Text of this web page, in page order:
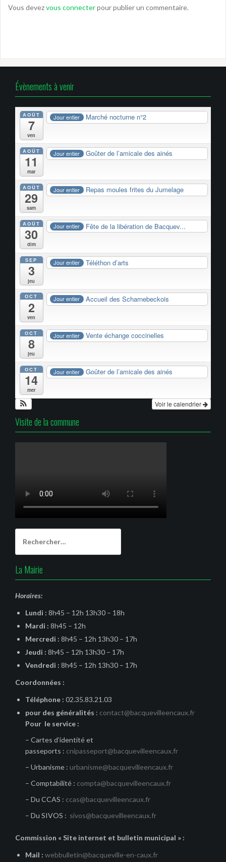
Vous devezvous connecterpour publier un commentaire.
Évènements à venir
AOÛT
7
ven
Jour entier Marché nocturne n°2
AOÛT
11
mar
Jour entier Goûter de l’amicale des ainés
AOÛT
29
sam
Jour entier Repas moules frites du Jumelage
AOÛT
30
dim
Jour entier Fête de la libération de Bacquev...
SEP
3
jeu
Jour entier Téléthon d’arts
OCT
2
ven
Jour entier Accueil des Scharnebeckois
OCT
8
jeu
Jour entier Vente échange coccinelles
OCT
14
mer
Jour entier Goûter de l’amicale des ainés
Voir le calendrier
Visite de la commune
La Mairie
Horaires:
Lundi : 8h45 – 12h 13h30 – 18h
Mardi : 8h45 – 12h
Mercredi : 8h45 – 12h 13h30 – 17h
Jeudi : 8h45 – 12h 13h30 – 17h
Vendredi : 8h45 – 12h 13h30 – 17h
Coordonnées :
Téléphone : 02.35.83.21.03
pour des généralités : contact@bacquevilleencaux.fr
Pour le service :
– Cartes d’identité et
passeports : cnipasseport@bacquevilleencaux.fr
– Urbanisme : urbanisme@bacquevilleencaux.fr
– Comptabilité : compta@bacquevilleencaux.fr
– Du CCAS : ccas@bacquevilleencaux.fr
– Du SIVOS : sivos@bacquevilleencaux.fr
Commission « Site internet et bulletin municipal » :
Mail : webbulletin@bacqueville-en-caux.fr